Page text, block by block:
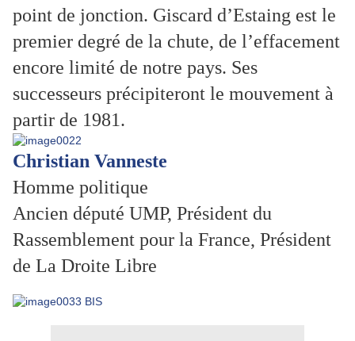
point de jonction. Giscard d’Estaing est le
premier degré de la chute, de l’effacement
encore limité de notre pays. Ses
successeurs précipiteront le mouvement à
partir de 1981.
Christian Vanneste
Homme politique
Ancien député UMP, Président du
Rassemblement pour la France, Président
de La Droite Libre